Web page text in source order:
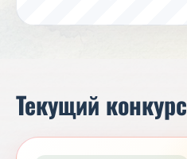
Текущий конкурс